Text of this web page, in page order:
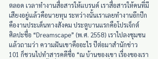
ตลอด เวลาทำงานสื่อสารให้แบรนด์ เราสื่อสารให้คนที่มี
เสียงอยู่แล้วคือนายทุน ระหว่างนั้นเราเลยทำงานอีกปีก
คืองานประเด็นทางสังคม ประตูบานแรกคือโปรเจ็กต์
ศิลปะชื่อ “Dreamscape” (พ.ศ. 2558) เราไปลงชุมชน
แล้วถามว่า ความฝันเขาคืออะไร ปีต่อมาสำนักข่าว
101 ก็ชวนไปทำสารคดีชื่อ “ณ บ้านของเขา เรื่องของเรา